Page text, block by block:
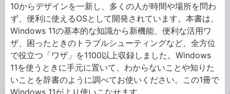
10からデザインを一新し、多くの人が時間や場所を問わ
ず、便利に使えるOSとして開発されています。本書は、
Windows 11の基本的な知識から新機能、便利な活用ワ
ザ、困ったときのトラブルシューティングなど、全方位
で役立つ「ワザ」を1100以上収録しました。Windows
11を使うときに手元に置いて、わからないことや知りた
いことを辞書のように調べてお使いください。この1冊で